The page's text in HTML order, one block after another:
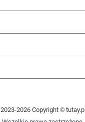
2023-2026 Copyright © tutay.pl